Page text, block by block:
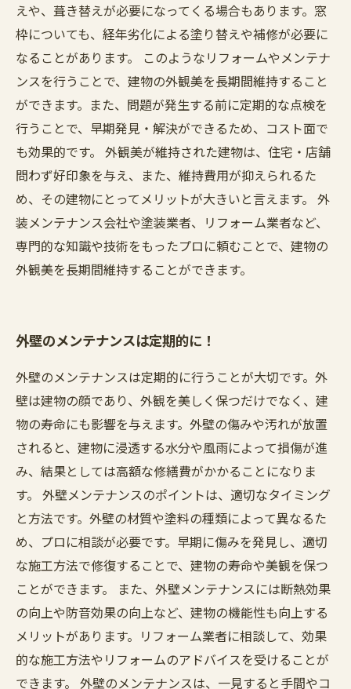
えや、葺き替えが必要になってくる場合もあります。窓
枠についても、経年劣化による塗り替えや補修が必要に
なることがあります。 このようなリフォームやメンテナ
ンスを行うことで、建物の外観美を長期間維持すること
ができます。また、問題が発生する前に定期的な点検を
行うことで、早期発見・解決ができるため、コスト面で
も効果的です。 外観美が維持された建物は、住宅・店舗
問わず好印象を与え、また、維持費用が抑えられるた
め、その建物にとってメリットが大きいと言えます。 外
装メンテナンス会社や塗装業者、リフォーム業者など、
専門的な知識や技術をもったプロに頼むことで、建物の
外観美を長期間維持することができます。
外壁のメンテナンスは定期的に！
外壁のメンテナンスは定期的に行うことが大切です。外
壁は建物の顔であり、外観を美しく保つだけでなく、建
物の寿命にも影響を与えます。外壁の傷みや汚れが放置
されると、建物に浸透する水分や風雨によって損傷が進
み、結果としては高額な修繕費がかかることになりま
す。 外壁メンテナンスのポイントは、適切なタイミング
と方法です。外壁の材質や塗料の種類によって異なるた
め、プロに相談が必要です。早期に傷みを発見し、適切
な施工方法で修復することで、建物の寿命や美観を保つ
ことができます。 また、外壁メンテナンスには断熱効果
の向上や防音効果の向上など、建物の機能性も向上する
メリットがあります。リフォーム業者に相談して、効果
的な施工方法やリフォームのアドバイスを受けることが
できます。 外壁のメンテナンスは、一見すると手間やコ